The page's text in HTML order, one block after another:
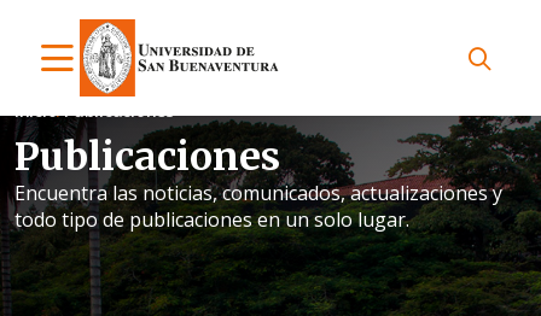
Inicio Publicaciones
Publicaciones
Encuentra las noticias, comunicados, actualizaciones y
todo tipo de publicaciones en un solo lugar.